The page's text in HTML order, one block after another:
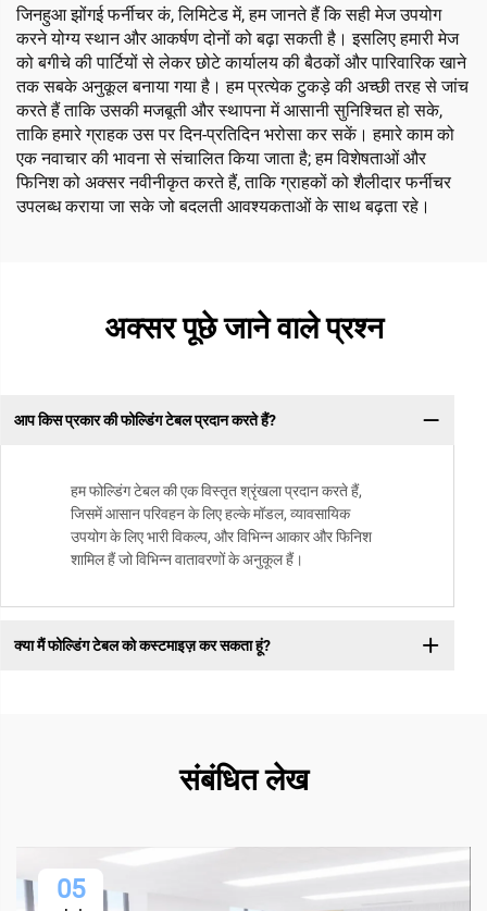
जिनहुआ झोंगई फर्नीचर कं, लिमिटेड में, हम जानते हैं कि सही मेज उपयोग
करने योग्य स्थान और आकर्षण दोनों को बढ़ा सकती है। इसलिए हमारी मेज
को बगीचे की पार्टियों से लेकर छोटे कार्यालय की बैठकों और पारिवारिक खाने
तक सबके अनुकूल बनाया गया है। हम प्रत्येक टुकड़े की अच्छी तरह से जांच
करते हैं ताकि उसकी मजबूती और स्थापना में आसानी सुनिश्चित हो सके,
ताकि हमारे ग्राहक उस पर दिन-प्रतिदिन भरोसा कर सकें। हमारे काम को
एक नवाचार की भावना से संचालित किया जाता है; हम विशेषताओं और
फिनिश को अक्सर नवीनीकृत करते हैं, ताकि ग्राहकों को शैलीदार फर्नीचर
उपलब्ध कराया जा सके जो बदलती आवश्यकताओं के साथ बढ़ता रहे।
अक्सर पूछे जाने वाले प्रश्न
आप किस प्रकार की फोल्डिंग टेबल प्रदान करते हैं?
हम फोल्डिंग टेबल की एक विस्तृत श्रृंखला प्रदान करते हैं,
जिसमें आसान परिवहन के लिए हल्के मॉडल, व्यावसायिक
उपयोग के लिए भारी विकल्प, और विभिन्न आकार और फिनिश
शामिल हैं जो विभिन्न वातावरणों के अनुकूल हैं।
क्या मैं फोल्डिंग टेबल को कस्टमाइज़ कर सकता हूं?
संबंधित लेख
05